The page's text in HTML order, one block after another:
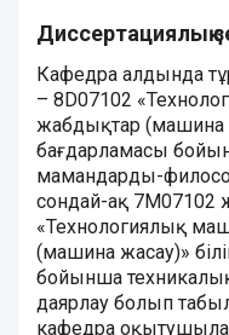
Диссертациялық
Кафедра алдында
– 8D07102
жабдықтар (машина
бағдарламасы
мамандарды-
сондай-ақ 7M07102
«Технологиялық
(машина жасау)»
бойынша
даярлау болып
кафедра